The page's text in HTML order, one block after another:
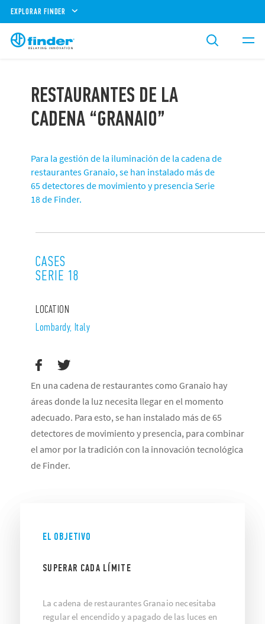
EXPLORAR FINDER
RESTAURANTES DE LA
CADENA “GRANAIO”
Para la gestión de la iluminación de la cadena de
restaurantes Granaio, se han instalado más de
65 detectores de movimiento y presencia Serie
18 de Finder.
CASES
SERIE 18
LOCATION
Lombardy, Italy
En una cadena de restaurantes como Granaio hay
áreas donde la luz necesita llegar en el momento
adecuado. Para esto, se han instalado más de 65
detectores de movimiento y presencia, para combinar
el amor por la tradición con la innovación tecnológica
de Finder.
EL OBJETIVO
SUPERAR CADA LÍMITE
La cadena de restaurantes Granaio necesitaba
regular el encendido y apagado de las luces en